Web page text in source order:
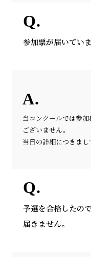
参加票が届いていま
当コンクールでは参
ございません。
当日の詳細につきまし
予選を合格したの
届きません。